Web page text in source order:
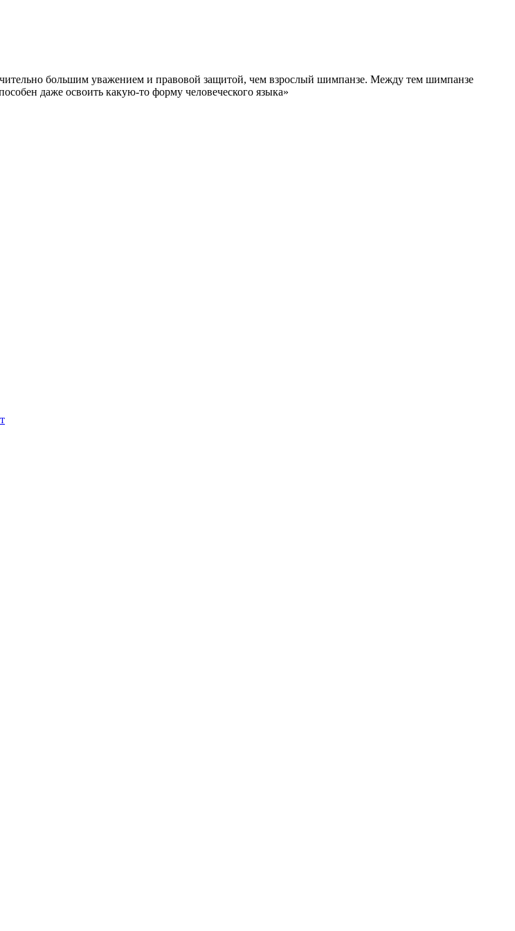
большим уважением и правовой защитой, чем взрослый шимпанзе. Между тем шимпанзе
даже освоить какую-то форму человеческого языка»